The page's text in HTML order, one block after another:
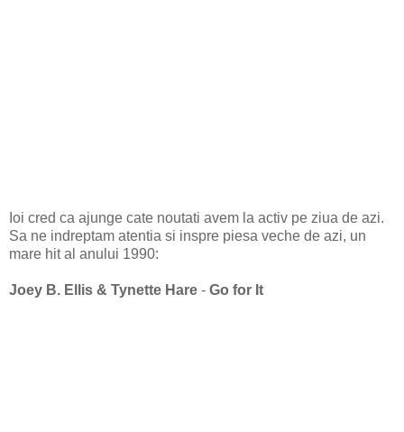
Ioi cred ca ajunge cate noutati avem la activ pe ziua de azi.
Sa ne indreptam atentia si inspre piesa veche de azi, un
mare hit al anului 1990:
Joey B. Ellis & Tynette Hare - Go for It